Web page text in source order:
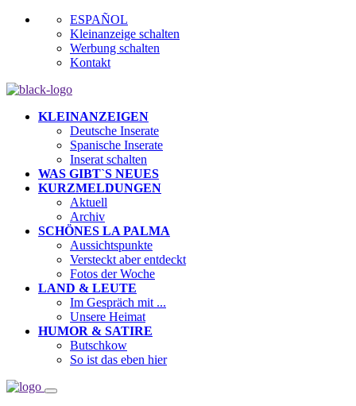
ESPAÑOL
Kleinanzeige schalten
Werbung schalten
Kontakt
KLEINANZEIGEN
Deutsche Inserate
Spanische Inserate
Inserat schalten
WAS GIBT`S NEUES
KURZMELDUNGEN
Aktuell
Archiv
SCHÖNES LA PALMA
Aussichtspunkte
Versteckt aber entdeckt
Fotos der Woche
LAND & LEUTE
Im Gespräch mit ...
Unsere Heimat
HUMOR & SATIRE
Butschkow
So ist das eben hier